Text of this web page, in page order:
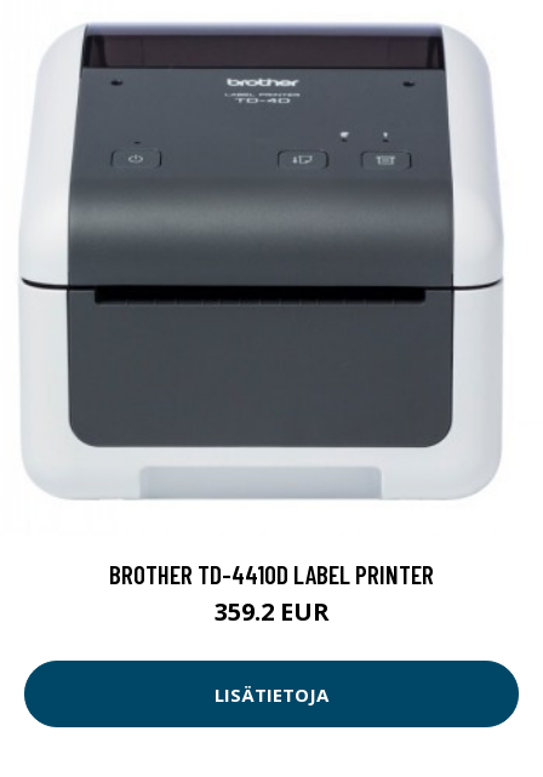
BROTHER TD-4410D LABEL PRINTER
359.2 EUR
LISÄTIETOJA